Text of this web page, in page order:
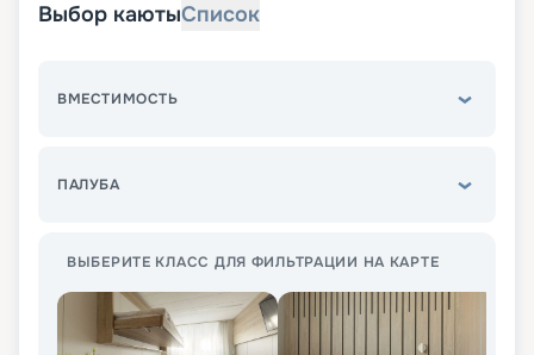
Выбор каютыСписок
ВМЕСТИМОСТЬ
ПАЛУБА
ВЫБЕРИТЕ КЛАСС ДЛЯ ФИЛЬТРАЦИИ НА КАРТЕ